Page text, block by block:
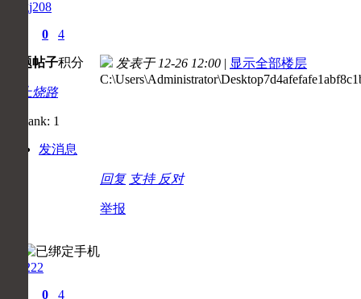
fangj208
主题
0
帖子
4
积分
初上烧路
发消息
发表于 12-26 12:00 | 显示全部楼层
回复 支持 反对
举报
zcq222
0 4